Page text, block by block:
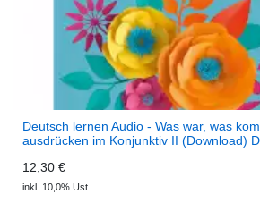
Deutsch lernen Audio - Was war, was
ausdrücken im Konjunktiv II (Download)
12,30 €
inkl. 10,0% Ust